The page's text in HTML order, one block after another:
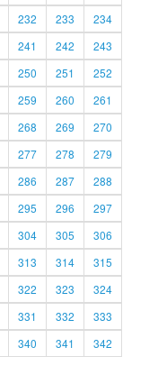
232 233
234
241 242
243
250 251
252
259 260
261
268 269
270
277 278
279
286 287
288
295 296
297
304 305
306
313 314
315
322 323
324
331 332
333
340 341
342